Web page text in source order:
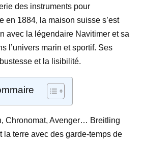
des instruments pour
en 1884, la maison suisse s’est
avec la légendaire Navitimer et sa
l’univers marin et sportif. Ses
et la lisibilité.
Chronomat, Avenger… Breitling
la terre avec des garde-temps de